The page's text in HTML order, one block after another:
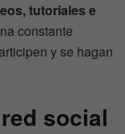
tutoriales e
constante
y se hagan
social